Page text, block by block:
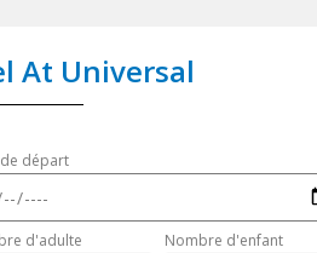
At Universal
départ
d'adulte Nombre d'enfant